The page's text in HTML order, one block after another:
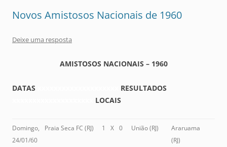
Novos Amistosos Nacionais de 1960
Deixe uma resposta
AMISTOSOS NACIONAIS – 1960
DATAS
RESULTADOS
LOCAIS
Domingo,
24/01/60
Praia Seca FC (RJ) 1 X 0 União (RJ)
Araruama
(RJ)